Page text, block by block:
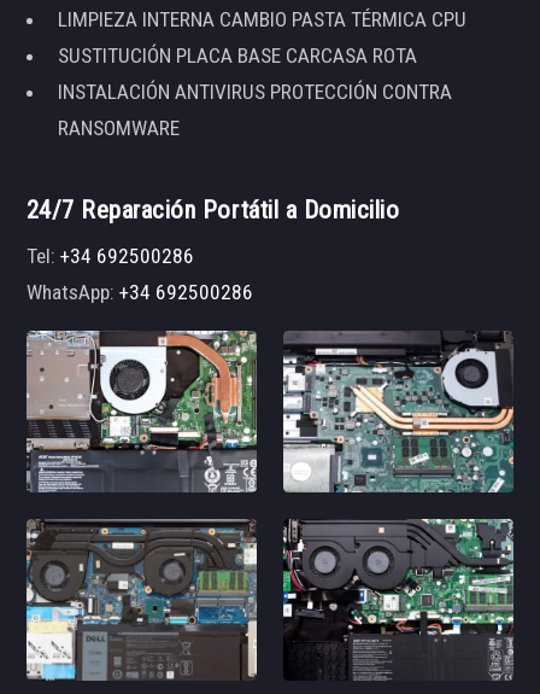
LIMPIEZA INTERNA CAMBIO PASTA TÉRMICA CPU
SUSTITUCIÓN PLACA BASE CARCASA ROTA
INSTALACIÓN ANTIVIRUS PROTECCIÓN CONTRA
RANSOMWARE
24/7 Reparación Portátil a Domicilio
Tel:+34 692500286
WhatsApp:+34 692500286